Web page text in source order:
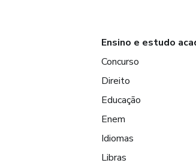
Ensino e estudo
Concurso
Direito
Educação
Enem
Idiomas
Libras